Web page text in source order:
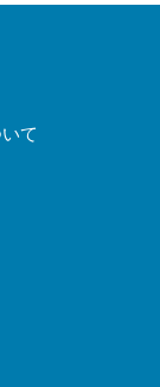
て